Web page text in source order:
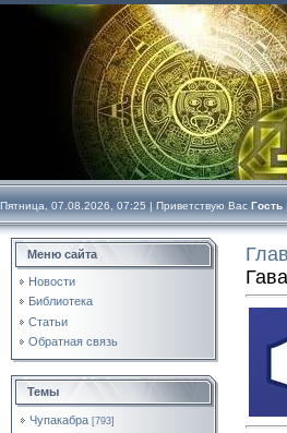
Пятница, 07.08.2026, 07:25 | Приветствую Вас Гость
Меню сайта
Новости
Библиотека
Статьи
Обратная связь
Темы
Чупакабра [793]